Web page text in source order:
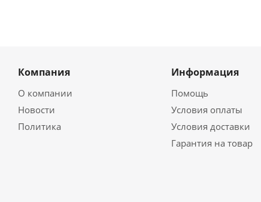
Компания
О компании
Новости
Политика
Информация
Помощь
Условия оплаты
Условия доставки
Гарантия на товар